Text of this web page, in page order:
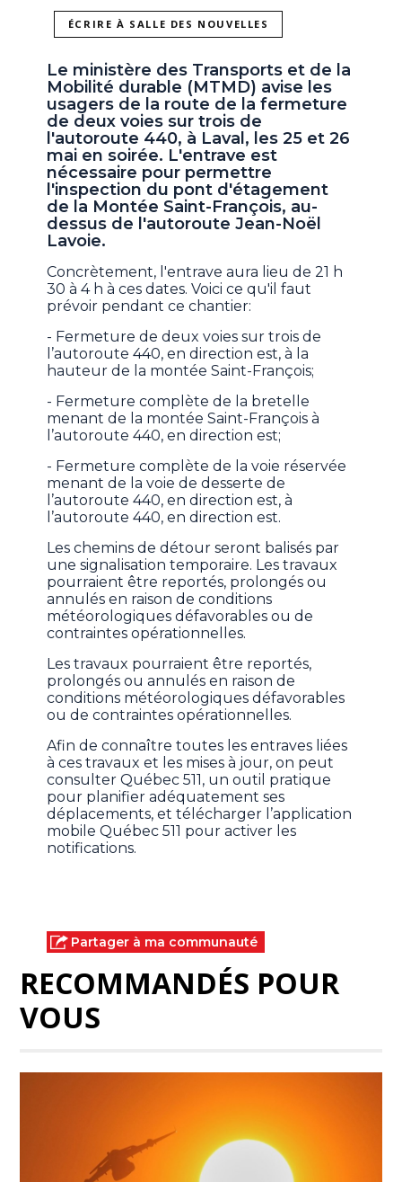
ÉCRIRE À SALLE DES NOUVELLES
Le ministère des Transports et de la
Mobilité durable (MTMD) avise les
usagers de la route de la fermeture
de deux voies sur trois de
l'autoroute 440, à Laval, les 25 et 26
mai en soirée. L'entrave est
nécessaire pour permettre
l'inspection du pont d'étagement
de la Montée Saint-François, au-
dessus de l'autoroute Jean-Noël
Lavoie.
Concrètement, l'entrave aura lieu de 21 h
30 à 4 h à ces dates. Voici ce qu'il faut
prévoir pendant ce chantier:
- Fermeture de deux voies sur trois de
l’autoroute 440, en direction est, à la
hauteur de la montée Saint-François;
- Fermeture complète de la bretelle
menant de la montée Saint-François à
l’autoroute 440, en direction est;
- Fermeture complète de la voie réservée
menant de la voie de desserte de
l’autoroute 440, en direction est, à
l’autoroute 440, en direction est.
Les chemins de détour seront balisés par
une signalisation temporaire. Les travaux
pourraient être reportés, prolongés ou
annulés en raison de conditions
météorologiques défavorables ou de
contraintes opérationnelles.
Les travaux pourraient être reportés,
prolongés ou annulés en raison de
conditions météorologiques défavorables
ou de contraintes opérationnelles.
Afin de connaître toutes les entraves liées
à ces travaux et les mises à jour, on peut
consulter Québec 511, un outil pratique
pour planifier adéquatement ses
déplacements, et télécharger l’application
mobile Québec 511 pour activer les
notifications.
Partager à ma communauté
RECOMMANDÉS POUR
VOUS